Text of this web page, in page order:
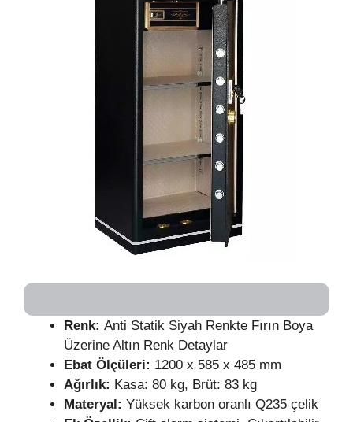
Renk: Anti Statik Siyah Renkte Fırın Boya
Üzerine Altın Renk Detaylar
Ebat Ölçüleri: 1200 x 585 x 485 mm
Ağırlık: Kasa: 80 kg, Brüt: 83 kg
Materyal: Yüksek karbon oranlı Q235 çelik